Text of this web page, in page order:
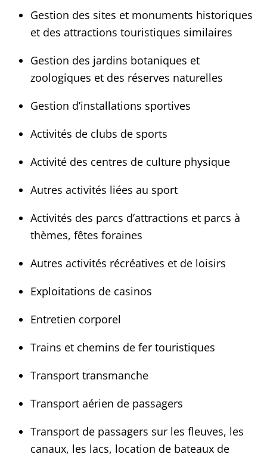
Gestion des sites et monuments historiques
et des attractions touristiques similaires
Gestion des jardins botaniques et
zoologiques et des réserves naturelles
Gestion d’installations sportives
Activités de clubs de sports
Activité des centres de culture physique
Autres activités liées au sport
Activités des parcs d’attractions et parcs à
thèmes, fêtes foraines
Autres activités récréatives et de loisirs
Exploitations de casinos
Entretien corporel
Trains et chemins de fer touristiques
Transport transmanche
Transport aérien de passagers
Transport de passagers sur les fleuves, les
canaux, les lacs, location de bateaux de